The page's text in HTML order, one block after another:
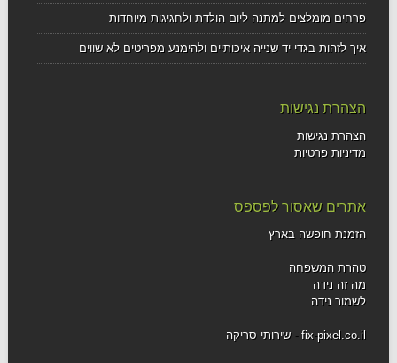
פרחים מומלצים למתנה ליום הולדת ולחגיגות מיוחדות
איך לזהות בגדי יד שנייה איכותיים ולהימנע מפריטים לא שווים
הצהרת נגישות
הצהרת נגישות
מדיניות פרטיות
אתרים שאסור לפספס
הזמנת חופשה בארץ
טהרת המשפחה
מה זה נידה
לשמור נידה
fix-pixel.co.il - שירותי סריקה